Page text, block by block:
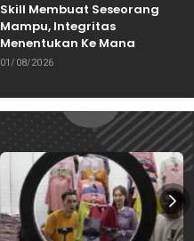
Skill Membuat Seseorang
Mampu, Integritas
Menentukan Ke Mana
Kemampuan Itu Dibawa
01/08/2026